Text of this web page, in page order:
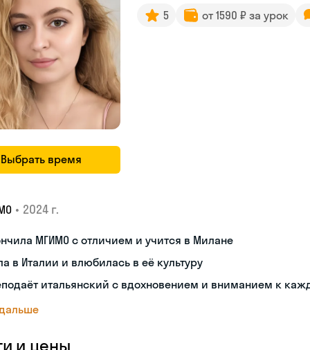
Выбрать время
5 от 1590 ₽ за урок
• 2024 г.
МГИМО с отличием и учится в Милане
в Италии и влюбилась в её культуру
итальянский с вдохновением и вниманием к
и цены